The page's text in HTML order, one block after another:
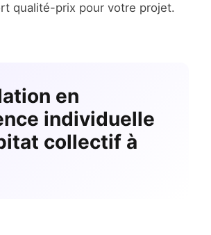
qualité-prix pour votre projet.
en
individuelle
collectif à